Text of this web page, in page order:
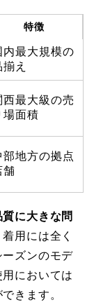
特徴
内最大規模の
揃え
西最大級の売
場面積
部地方の拠点
舗
に大きな問
用には全く
ズンのモデ
においては
きます。